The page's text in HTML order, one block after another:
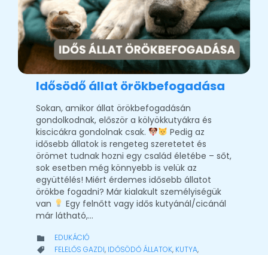
Idősödő állat örökbefogadása
Sokan, amikor állat örökbefogadásán
gondolkodnak, először a kölyökkutyákra és
kiscicákra gondolnak csak.
Pedig az
idősebb állatok is rengeteg szeretetet és
örömet tudnak hozni egy család életébe – sőt,
sok esetben még könnyebb is velük az
együttélés! Miért érdemes idősebb állatot
örökbe fogadni? Már kialakult személyiségük
van
Egy felnőtt vagy idős kutyánál/cicánál
már látható,…
 CATEGORY
EDUKÁCIÓ
 CATEGORY
FELELŐS GAZDI, IDŐSÖDŐ ÁLLATOK, KUTYA,